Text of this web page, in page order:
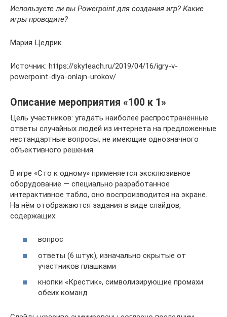
Используете ли вы Powerpoint для создания игр? Какие
игры проводите?
Мария Цедрик
Источник: https://skyteach.ru/2019/04/16/igry-v-
powerpoint-dlya-onlajn-urokov/
Описание мероприятия «100 к 1»
Цель участников: угадать наиболее распространённые
ответы случайных людей из интернета на предложенные
нестандартные вопросы, не имеющие однозначного
объективного решения.
В игре «Сто к одному» применяется эксклюзивное
оборудование — специально разработанное
интерактивное табло, оно воспроизводится на экране.
На нём отображаются задания в виде слайдов,
содержащих:
вопрос
ответы (6 штук), изначально скрытые от
участников плашками
кнопки «Крестик», символизирующие промахи
обеих команд